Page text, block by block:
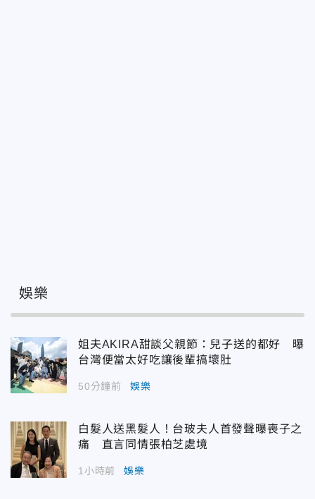
娛樂
姐夫AKIRA甜談父親節：兒子送的都好 曝
台灣便當太好吃讓後輩搞壞肚
50分鐘前 娛樂
白髮人送黑髮人！台玻夫人首發聲曝喪子之
痛 直言同情張柏芝處境
1小時前 娛樂